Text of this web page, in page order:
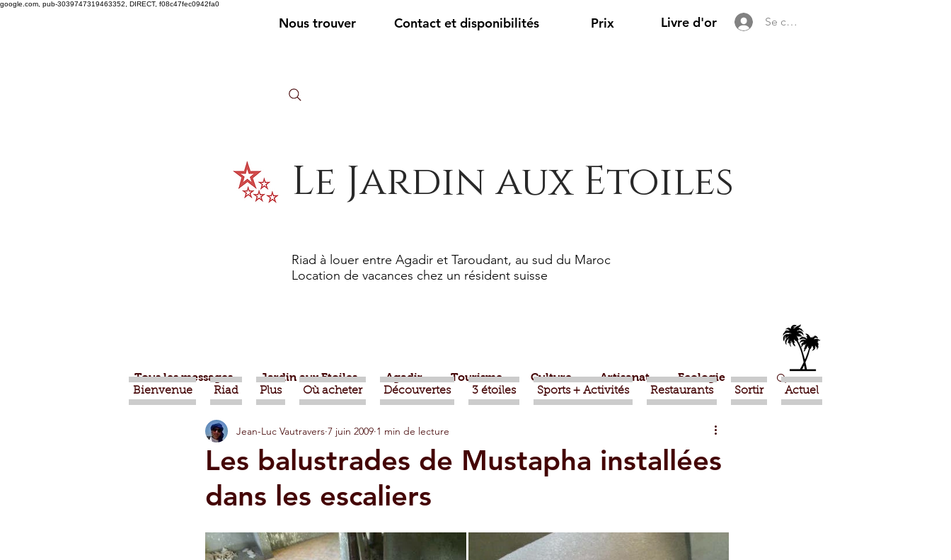
google.com, pub-3039747319463352, DIRECT, f08c47fec0942fa0
Nous trouver Contact et disponibilités Prix Livre d'or Se connecter
Le Jardin aux Etoiles
Riad à louer entre Agadir et Taroudant, au sud du Maroc
Location de vacances chez un résident suisse
Bienvenue Riad Plus Où acheter Découvertes 3 étoiles Sports + Activités Restaurants Sortir Actuel
Tous les messages Jardin aux Etoiles Agadir Tourisme Culture Artisanat Ecologie
Nature Berbère Politique Taroudant
Alimentation Evénements Mohammed VI
Tiznit Transport Aziz Akhannouch Sport Essaouira Religion
Les balustrades de Mustapha installées
dans les escaliers
Jean-Luc Vautravers 7 juin 2009 1 min de lecture